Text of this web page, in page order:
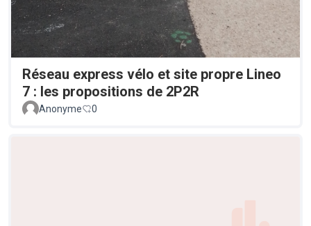
Réseau express vélo et site propre Lineo
7 : les propositions de 2P2R
Anonyme 0